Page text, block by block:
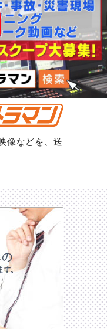
像などを、送